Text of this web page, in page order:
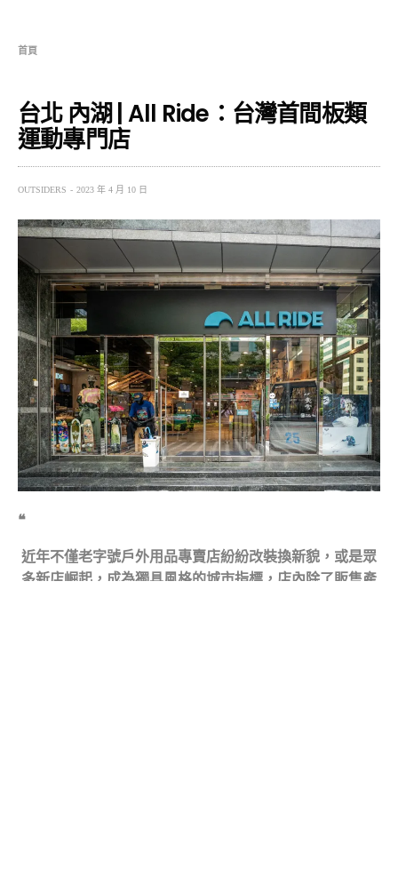
首頁
台北 內湖 | All Ride：台灣首間板類
運動專門店
OUTSIDERS 2023 年 4 月 10 日
❝
近年不僅老字號戶外用品專賣店紛紛改裝換新貌，或是眾
多新店崛起，成為獨具風格的城市指標，店內除了販售產